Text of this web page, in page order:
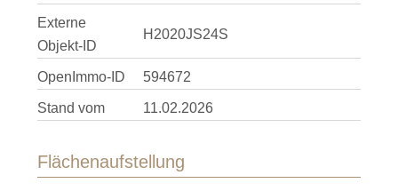
Externe
Objekt-ID
H2020JS24S
OpenImmo-ID 594672
Stand vom 11.02.2026
Flächenaufstellung